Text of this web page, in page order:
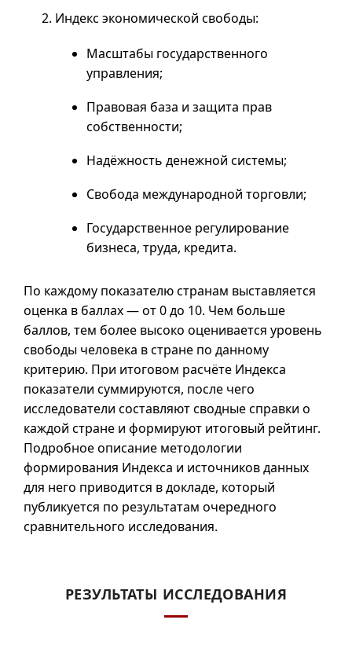
Индекс экономической свободы:
Масштабы государственного
управления;
Правовая база и защита прав
собственности;
Надёжность денежной системы;
Свобода международной торговли;
Государственное регулирование
бизнеса, труда, кредита.
По каждому показателю странам выставляется
оценка в баллах — от 0 до 10. Чем больше
баллов, тем более высоко оценивается уровень
свободы человека в стране по данному
критерию. При итоговом расчёте Индекса
показатели суммируются, после чего
исследователи составляют сводные справки о
каждой стране и формируют итоговый рейтинг.
Подробное описание методологии
формирования Индекса и источников данных
для него приводится в докладе, который
публикуется по результатам очередного
сравнительного исследования.
РЕЗУЛЬТАТЫ ИССЛЕДОВАНИЯ